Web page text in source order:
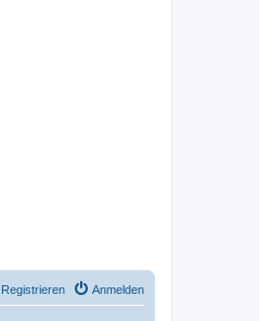
Anmelden
Registrieren